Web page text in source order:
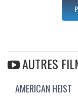
AUTRES
AMERICAN HEIST